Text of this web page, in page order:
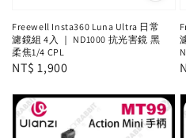
Freewell Insta360 Luna Ultra 日常
濾鏡組 4入 ｜ ND1000 抗光害鏡 黑
柔焦1/4 CPL
Regular
NT$ 1,900